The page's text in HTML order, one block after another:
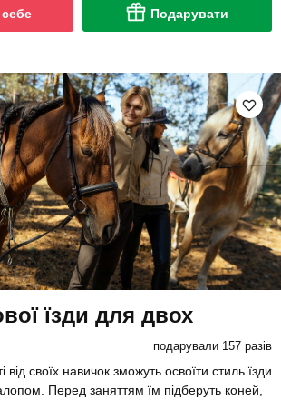
Подарувати
їзди для двох
подарували 157 разів
від своїх навичок зможуть освоїти стиль їзди
Перед заняттям їм підберуть коней,